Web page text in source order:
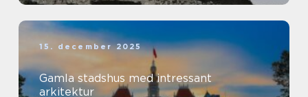
15. december 2025
Gamla stadshus med intressant
arkitektur